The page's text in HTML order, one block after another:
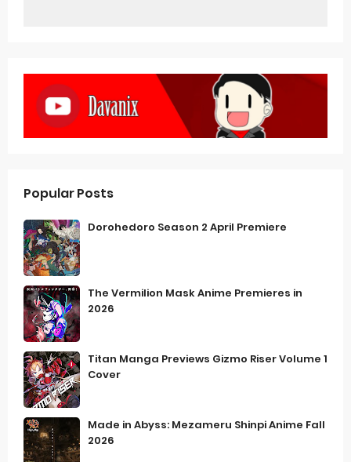
Popular Posts
Dorohedoro Season 2 April Premiere
The Vermilion Mask Anime Premieres in
2026
Titan Manga Previews Gizmo Riser Volume 1
Cover
Made in Abyss: Mezameru Shinpi Anime Fall
2026